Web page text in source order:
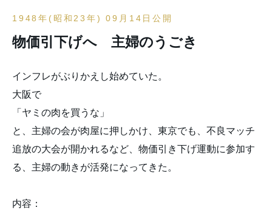
1948年(昭和23年) 09月14日公開
物価引下げへ 主婦のうごき
インフレがぶりかえし始めていた。
大阪で
「ヤミの肉を買うな」
と、主婦の会が肉屋に押しかけ、東京でも、不良マッチ
追放の大会が開かれるなど、物価引き下げ運動に参加す
る、主婦の動きが活発になってきた。
内容：